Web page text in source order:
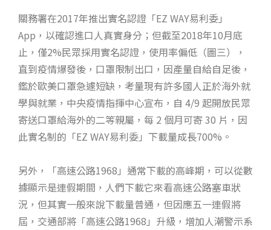
關務署在2017年推出實名認證「EZ WAY易利委」
App，以確認進口人真實身分；但截至2018年10月底
止，僅2%民眾採用實名認證，使用率偏低（圖三），
直到疫情爆發後，口罩限制出口，因產量自給自足後，
鑑於歐美口罩急遽短缺，考量現有許多國人正於海外就
學與就業，中央疫情指揮中心宣布，自 4/9 起開放民眾
寄送口罩給海外的二等親屬，每 2 個月可寄 30 片，因
此實名制的「EZ WAY易利委」下載量成長700%。
另外，「高速公路1968」通常下載的高峰期，可以從數
據顯示是連假期間，人們下載它來看高速公路塞車狀
況，但其實一般來說下載量普通，但因應五一連假將
屆，交通部將「高速公路1968」升級，增加人潮警示系